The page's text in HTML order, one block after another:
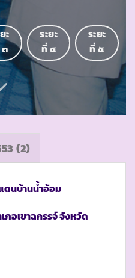
ะ
ระยะ
ที่ ๔
ระยะ
ที่ ๕
(2)
ดนบ้านน้ำอ้อม
ภอเขาฉกรรจ์ จังหวัด